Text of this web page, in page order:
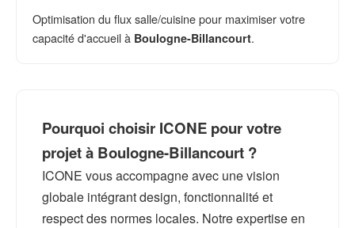
Optimisation du flux salle/cuisine pour maximiser votre
capacité d'accueil à Boulogne-Billancourt.
Pourquoi choisir ICONE pour votre
projet à Boulogne-Billancourt ?
ICONE vous accompagne avec une vision
globale intégrant design, fonctionnalité et
respect des normes locales. Notre expertise en